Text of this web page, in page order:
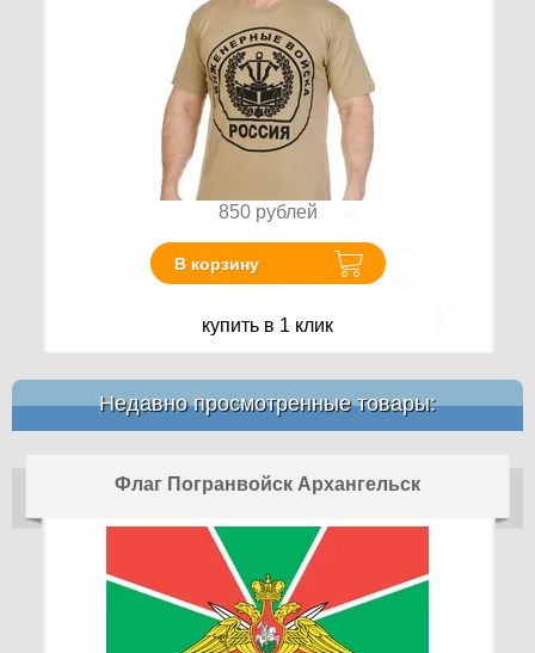
850 рублей
В корзину
купить в 1 клик
Недавно просмотренные товары:
Флаг Погранвойск Архангельск